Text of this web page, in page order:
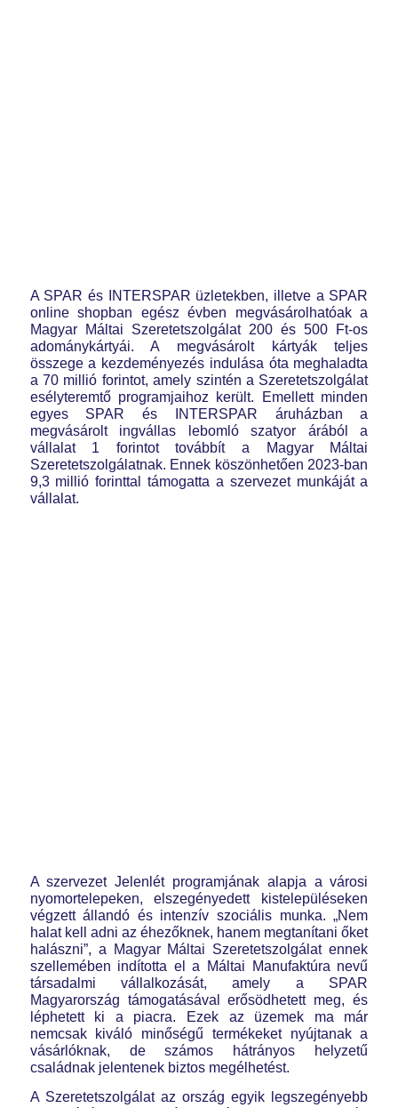
A SPAR és INTERSPAR üzletekben, illetve a SPAR
online shopban egész évben megvásárolhatóak a
Magyar Máltai Szeretetszolgálat 200 és 500 Ft-os
adománykártyái. A megvásárolt kártyák teljes
összege a kezdeményezés indulása óta meghaladta
a 70 millió forintot, amely szintén a Szeretetszolgálat
esélyteremtő programjaihoz került. Emellett minden
egyes SPAR és INTERSPAR áruházban a
megvásárolt ingvállas lebomló szatyor árából a
vállalat 1 forintot továbbít a Magyar Máltai
Szeretetszolgálatnak. Ennek köszönhetően 2023-ban
9,3 millió forinttal támogatta a szervezet munkáját a
vállalat.
A szervezet Jelenlét programjának alapja a városi
nyomortelepeken, elszegényedett kistelepüléseken
végzett állandó és intenzív szociális munka. „Nem
halat kell adni az éhezőknek, hanem megtanítani őket
halászni”, a Magyar Máltai Szeretetszolgálat ennek
szellemében indította el a Máltai Manufaktúra nevű
társadalmi vállalkozását, amely a SPAR
Magyarország támogatásával erősödhetett meg, és
léphetett ki a piacra. Ezek az üzemek ma már
nemcsak kiváló minőségű termékeket nyújtanak a
vásárlóknak, de számos hátrányos helyzetű
családnak jelentenek biztos megélhetést.
A Szeretetszolgálat az ország egyik legszegényebb